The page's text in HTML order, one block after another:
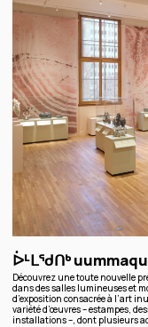
ᐆᒻᒪᖁᑎᒃ
Découvrez une toute nouvelle
dans des salles lumineuses et
d’exposition consacrée à l’art
variété d’œuvres – estampes,
installations –, dont plusieurs